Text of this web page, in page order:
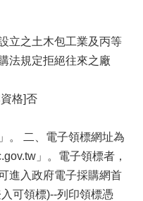
立之土木包工業及丙等
法規定拒絕往來之廠
格]否
。 二、電子領標網址為
」。電子領標者，
進入政府電子採購網首
可領標)--列印領標憑